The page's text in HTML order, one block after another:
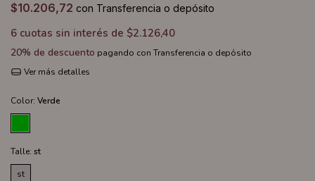
$10.206,72 con Transferencia o depósito
6 cuotas sin interés de $2.126,40
20% de descuento pagando con Transferencia o depósito
Ver más detalles
Color: Verde
Talle: st
st